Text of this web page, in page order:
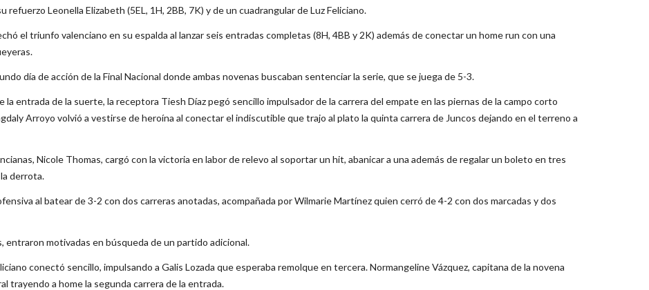
Leonella Elizabeth (5EL, 1H, 2BB, 7K) y de un cuadrangular de Luz Feliciano.
el triunfo valenciano en su espalda al lanzar seis entradas completas (8H, 4BB y 2K) además de conectar un home run con una
día de acción de la Final Nacional donde ambas novenas buscaban sentenciar la serie, que se juega de 5-3.
la entrada de la suerte, la receptora Tiesh Díaz pegó sencillo impulsador de la carrera del empate en las piernas de la campo corto
Arroyo volvió a vestirse de heroína al conectar el indiscutible que trajo al plato la quinta carrera de Juncos dejando en el terreno a
Nicole Thomas, cargó con la victoria en labor de relevo al soportar un hit, abanicar a una además de regalar un boleto en tres
derrota.
al batear de 3-2 con dos carreras anotadas, acompañada por Wilmarie Martínez quien cerró de 4-2 con dos marcadas y dos
entraron motivadas en búsqueda de un partido adicional.
conectó sencillo, impulsando a Galis Lozada que esperaba remolque en tercera. Normangeline Vázquez, capitana de la novena
trayendo a home la segunda carrera de la entrada.